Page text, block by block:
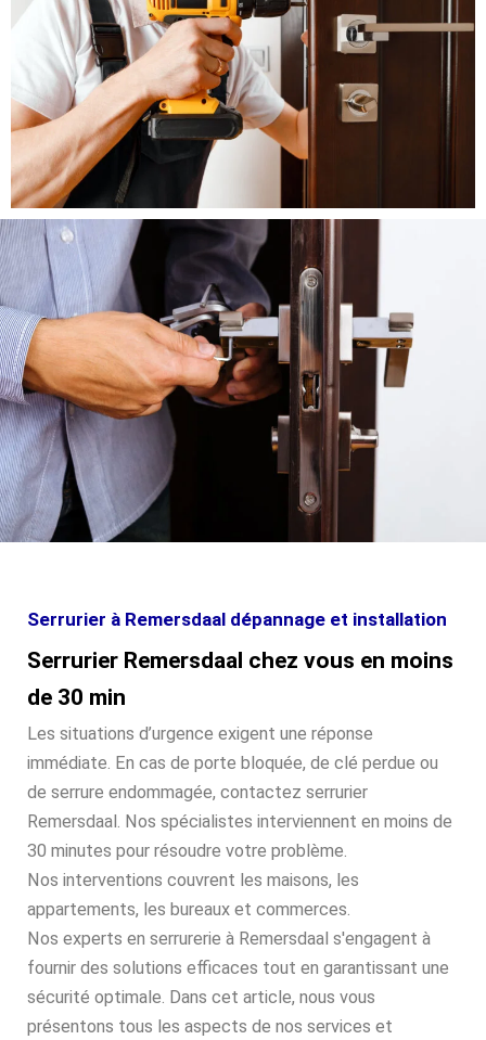
Serrurier à Remersdaal dépannage et installation
Serrurier Remersdaal chez vous en moins
de 30 min
Les situations d’urgence exigent une réponse
immédiate. En cas de porte bloquée, de clé perdue ou
de serrure endommagée, contactez serrurier
Remersdaal. Nos spécialistes interviennent en moins de
30 minutes pour résoudre votre problème.
Nos interventions couvrent les maisons, les
appartements, les bureaux et commerces.
Nos experts en serrurerie à Remersdaal s'engagent à
fournir des solutions efficaces tout en garantissant une
sécurité optimale. Dans cet article, nous vous
présentons tous les aspects de nos services et